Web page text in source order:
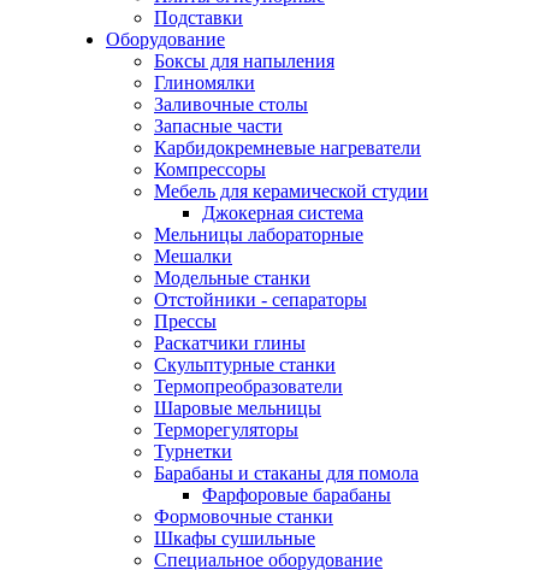
Подставки
Оборудование
Боксы для напыления
Глиномялки
Заливочные столы
Запасные части
Карбидокремневые нагреватели
Компрессоры
Мебель для керамической студии
Джокерная система
Мельницы лабораторные
Мешалки
Модельные станки
Отстойники - сепараторы
Прессы
Раскатчики глины
Скульптурные станки
Термопреобразователи
Шаровые мельницы
Терморегуляторы
Турнетки
Барабаны и стаканы для помола
Фарфоровые барабаны
Формовочные станки
Шкафы сушильные
Специальное оборудование